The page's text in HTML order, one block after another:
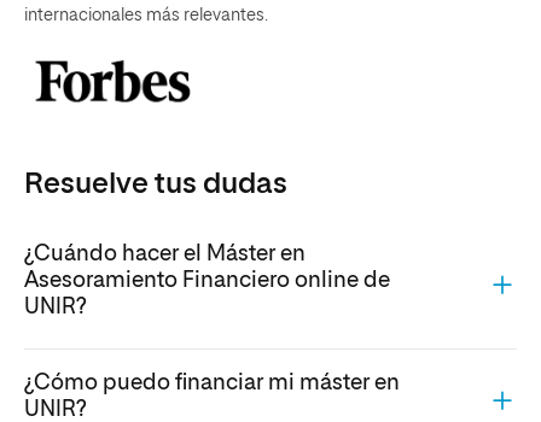
internacionales más relevantes.
Resuelve tus dudas
¿Cuándo hacer el Máster en
Asesoramiento Financiero online de
UNIR?
¿Cómo puedo financiar mi máster en
UNIR?